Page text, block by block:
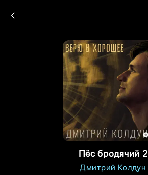
Пёс бродячий 2
Дмитрий Колдун